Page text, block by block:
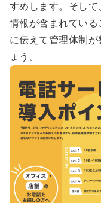
すめします。そし
情報が含まれてい
に伝えて管理体制
ょう。